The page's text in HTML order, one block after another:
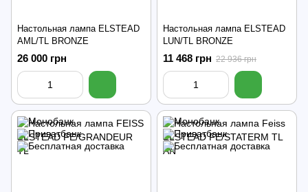
Настольная лампа ELSTEAD
AML/TL BRONZE
26 000 грн
Настольная лампа ELSTEAD
LUN/TL BRONZE
11 468 грн 22 936 грн